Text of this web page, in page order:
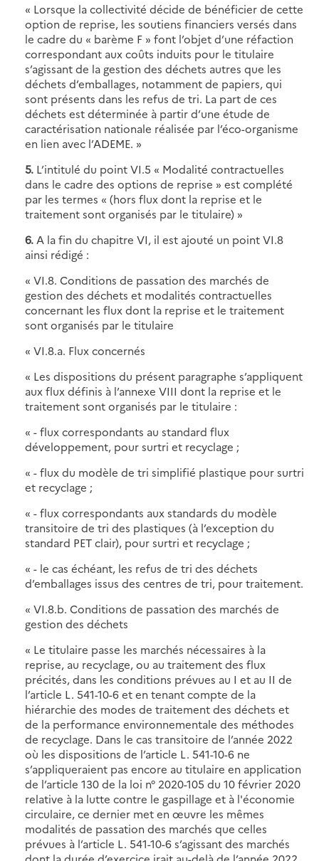
« Lorsque la collectivité décide de bénéficier de cette
option de reprise, les soutiens financiers versés dans
le cadre du « barème F » font l’objet d’une réfaction
correspondant aux coûts induits pour le titulaire
s’agissant de la gestion des déchets autres que les
déchets d’emballages, notamment de papiers, qui
sont présents dans les refus de tri. La part de ces
déchets est déterminée à partir d’une étude de
caractérisation nationale réalisée par l’éco-organisme
en lien avec l’ADEME. »
5. L’intitulé du point VI.5 « Modalité contractuelles
dans le cadre des options de reprise » est complété
par les termes « (hors flux dont la reprise et le
traitement sont organisés par le titulaire) »
6. A la fin du chapitre VI, il est ajouté un point VI.8
ainsi rédigé :
« VI.8. Conditions de passation des marchés de
gestion des déchets et modalités contractuelles
concernant les flux dont la reprise et le traitement
sont organisés par le titulaire
« VI.8.a. Flux concernés
« Les dispositions du présent paragraphe s’appliquent
aux flux définis à l’annexe VIII dont la reprise et le
traitement sont organisés par le titulaire :
« - flux correspondants au standard flux
développement, pour surtri et recyclage ;
« - flux du modèle de tri simplifié plastique pour surtri
et recyclage ;
« - flux correspondants aux standards du modèle
transitoire de tri des plastiques (à l’exception du
standard PET clair), pour surtri et recyclage ;
« - le cas échéant, les refus de tri des déchets
d’emballages issus des centres de tri, pour traitement.
« VI.8.b. Conditions de passation des marchés de
gestion des déchets
« Le titulaire passe les marchés nécessaires à la
reprise, au recyclage, ou au traitement des flux
précités, dans les conditions prévues au I et au II de
l’article L. 541-10-6 et en tenant compte de la
hiérarchie des modes de traitement des déchets et
de la performance environnementale des méthodes
de recyclage. Dans le cas transitoire de l’année 2022
où les dispositions de l’article L. 541-10-6 ne
s’appliqueraient pas encore au titulaire en application
de l’article 130 de la loi n° 2020-105 du 10 février 2020
relative à la lutte contre le gaspillage et à l'économie
circulaire, ce dernier met en œuvre les mêmes
modalités de passation des marchés que celles
prévues à l’article L. 541-10-6 s’agissant des marchés